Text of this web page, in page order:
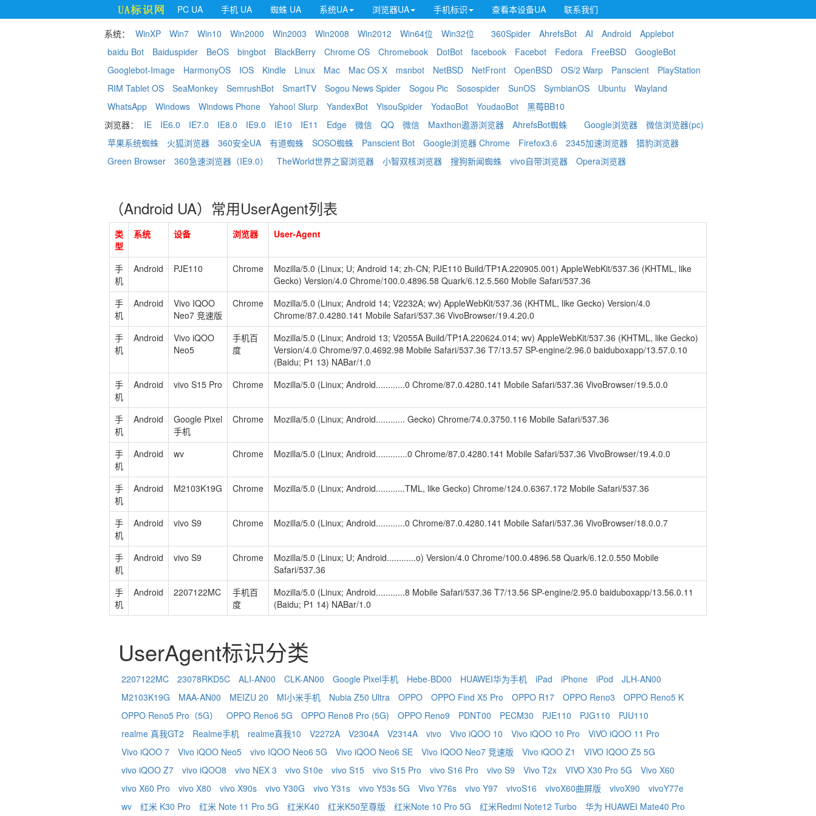
PC UA 手机 UA 蜘蛛 UA 系统UA 浏览器UA 手机标识 查看本设备UA
联系我们
系统：
WinXP Win7 Win10 Win2000 Win2003 Win2008 Win2012 Win64位 Win32位 360Spider AhrefsBot AI Android
Applebot
baidu Bot
Baiduspider BeOS bingbot BlackBerry Chrome OS Chromebook DotBot facebook Facebot Fedora FreeBSD
GoogleBot
Googlebot-Image
HarmonyOS IOS Kindle Linux Mac Mac OS X msnbot NetBSD NetFront OpenBSD OS/2 Warp Panscient
PlayStation
RIM Tablet OS
SeaMonkey SemrushBot SmartTV Sogou News Spider Sogou Pic Sosospider SunOS SymbianOS Ubuntu
Wayland
WhatsApp
Windows Windows Phone Yahoo! Slurp YandexBot YisouSpider YodaoBot YoudaoBot
黑莓BB10
浏览器：
IE IE6.0 IE7.0 IE8.0 IE9.0 IE10 IE11 Edge 微信 QQ 微信 Maxthon遨游浏览器 AhrefsBot蜘蛛 Google浏览器
微信浏览器(pc)
苹果系统蜘蛛
火狐浏览器 360安全UA 有道蜘蛛 SOSO蜘蛛 Panscient Bot Google浏览器 Chrome Firefox3.6 2345加速浏览器
猎豹浏览器
Green Browser
360急速浏览器（IE9.0） TheWorld世界之窗浏览器 小智双核浏览器 搜狗新闻蜘蛛 vivo自带浏览器 Opera浏览器
（Android UA）常用UserAgent列表
类
型
系统 设备 浏览器 User-Agent
手
机
Android PJE110 Chrome
Mozilla/5.0 (Linux; U; Android 14; zh-CN; PJE110 Build/TP1A.220905.001) AppleWebKit/537.36 (KHTML, like
Gecko) Version/4.0 Chrome/100.0.4896.58 Quark/6.12.5.560 Mobile Safari/537.36
手
机
Android
Vivo IQOO
Neo7 竞速版
Chrome
Mozilla/5.0 (Linux; Android 14; V2232A; wv) AppleWebKit/537.36 (KHTML, like Gecko) Version/4.0
Chrome/87.0.4280.141 Mobile Safari/537.36 VivoBrowser/19.4.20.0
手
机
Android
Vivo iQOO
Neo5
手机百
度
Mozilla/5.0 (Linux; Android 13; V2055A Build/TP1A.220624.014; wv) AppleWebKit/537.36 (KHTML, like Gecko)
Version/4.0 Chrome/97.0.4692.98 Mobile Safari/537.36 T7/13.57 SP-engine/2.96.0 baiduboxapp/13.57.0.10
(Baidu; P1 13) NABar/1.0
手
机
Android vivo S15 Pro Chrome Mozilla/5.0 (Linux; Android............0 Chrome/87.0.4280.141 Mobile Safari/537.36 VivoBrowser/19.5.0.0
手
机
Android
Google Pixel
手机
Chrome Mozilla/5.0 (Linux; Android............ Gecko) Chrome/74.0.3750.116 Mobile Safari/537.36
手
机
Android wv Chrome Mozilla/5.0 (Linux; Android.............0 Chrome/87.0.4280.141 Mobile Safari/537.36 VivoBrowser/19.4.0.0
手
机
Android M2103K19G Chrome Mozilla/5.0 (Linux; Android............TML, like Gecko) Chrome/124.0.6367.172 Mobile Safari/537.36
手
机
Android vivo S9 Chrome Mozilla/5.0 (Linux; Android............0 Chrome/87.0.4280.141 Mobile Safari/537.36 VivoBrowser/18.0.0.7
手
机
Android vivo S9 Chrome
Mozilla/5.0 (Linux; U; Android............o) Version/4.0 Chrome/100.0.4896.58 Quark/6.12.0.550 Mobile
Safari/537.36
手
机
Android 2207122MC
手机百
度
Mozilla/5.0 (Linux; Android............8 Mobile Safari/537.36 T7/13.56 SP-engine/2.95.0 baiduboxapp/13.56.0.11
(Baidu; P1 14) NABar/1.0
UserAgent标识分类
2207122MC 23078RKD5C ALI-AN00 CLK-AN00 Google Pixel手机 Hebe-BD00 HUAWEI华为手机 iPad iPhone iPod
JLH-AN00
M2103K19G
MAA-AN00 MEIZU 20 MI小米手机 Nubia Z50 Ultra OPPO OPPO Find X5 Pro OPPO R17 OPPO Reno3
OPPO Reno5 K
OPPO Reno5 Pro（5G）
OPPO Reno6 5G OPPO Reno8 Pro (5G) OPPO Reno9 PDNT00 PECM30 PJE110 PJG110
PJU110
realme 真我GT2
Realme手机 realme真我10 V2272A V2304A V2314A vivo Vivo iQOO 10 Vivo iQOO 10 Pro
ViVO iQOO 11 Pro
Vivo iQOO 7
Vivo iQOO Neo5 vivo IQOO Neo6 5G Vivo iQOO Neo6 SE Vivo IQOO Neo7 竞速版 Vivo iQOO Z1
VIVO IQOO Z5 5G
vivo iQOO Z7
vivo iQOO8 vivo NEX 3 vivo S10e vivo S15 vivo S15 Pro vivo S16 Pro vivo S9 Vivo T2x VIVO X30 Pro 5G
Vivo X60
vivo X60 Pro
vivo X80 vivo X90s vivo Y30G vivo Y31s vivo Y53s 5G Vivo Y76s vivo Y97 vivoS16 vivoX60曲屏版 vivoX90
vivoY77e
wv
红米 K30 Pro 红米 Note 11 Pro 5G 红米K40 红米K50至尊版 红米Note 10 Pro 5G 红米Redmi Note12 Turbo 华为 HUAWEI Mate40 Pro